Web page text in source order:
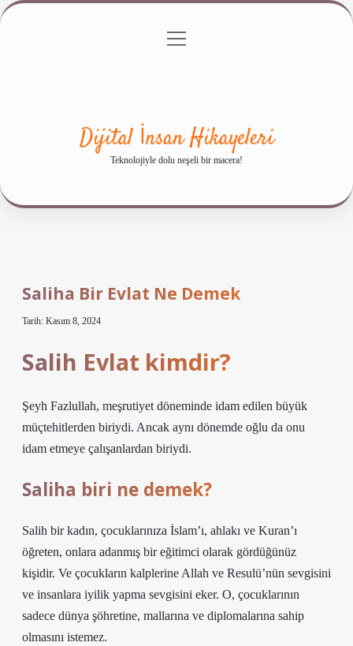
Gizlilik Politikası
menüyü
Dijital İnsan Hikayeleri
Teknolojiyle dolu neşeli bir macera!
Saliha Bir Evlat Ne Demek
Tarih: Kasım 8, 2024
Salih Evlat kimdir?
Şeyh Fazlullah, meşrutiyet döneminde idam edilen büyük
müçtehitlerden biriydi. Ancak aynı dönemde oğlu da onu
idam etmeye çalışanlardan biriydi.
Saliha biri ne demek?
Salih bir kadın, çocuklarınıza İslam’ı, ahlakı ve Kuran’ı
öğreten, onlara adanmış bir eğitimci olarak gördüğünüz
kişidir. Ve çocukların kalplerine Allah ve Resulü’nün sevgisini
ve insanlara iyilik yapma sevgisini eker. O, çocuklarının
sadece dünya şöhretine, mallarına ve diplomalarına sahip
olmasını istemez.